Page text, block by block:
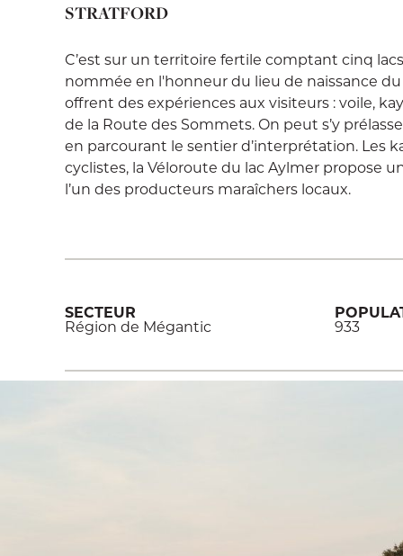
STRATFORD
C’est sur un territoire fertile comptant cinq
nommée en l'honneur du lieu de naissance
offrent des expériences aux visiteurs : voile,
de la Route des Sommets. On peut s’y
en parcourant le sentier d’interprétation. Les
cyclistes, la Véloroute du lac Aylmer propose
l’un des producteurs maraîchers locaux.
SECTEUR
Région de Mégantic 933